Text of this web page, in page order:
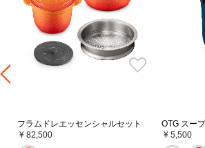
フラムドレエッセンシャルセット
¥ 82,500
OTG スー
¥ 5,500